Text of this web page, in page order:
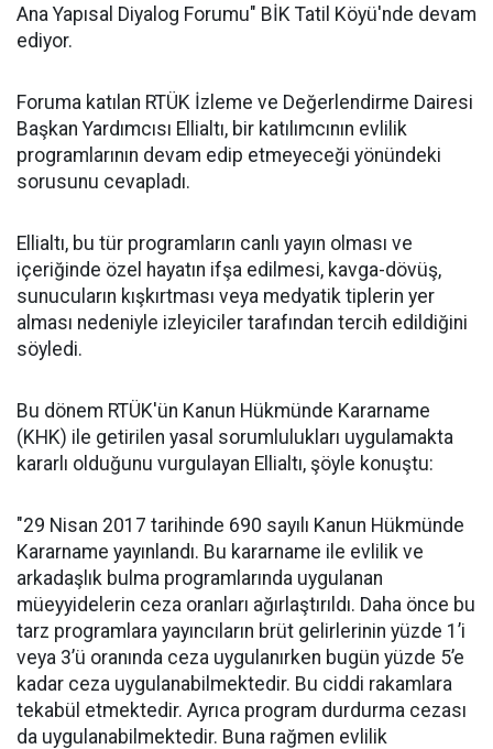
Ana Yapısal Diyalog Forumu" BİK Tatil Köyü'nde devam
ediyor.
Foruma katılan RTÜK İzleme ve Değerlendirme Dairesi
Başkan Yardımcısı Ellialtı, bir katılımcının evlilik
programlarının devam edip etmeyeceği yönündeki
sorusunu cevapladı.
Ellialtı, bu tür programların canlı yayın olması ve
içeriğinde özel hayatın ifşa edilmesi, kavga-dövüş,
sunucuların kışkırtması veya medyatik tiplerin yer
alması nedeniyle izleyiciler tarafından tercih edildiğini
söyledi.
Bu dönem RTÜK'ün Kanun Hükmünde Kararname
(KHK) ile getirilen yasal sorumlulukları uygulamakta
kararlı olduğunu vurgulayan Ellialtı, şöyle konuştu:
"29 Nisan 2017 tarihinde 690 sayılı Kanun Hükmünde
Kararname yayınlandı. Bu kararname ile evlilik ve
arkadaşlık bulma programlarında uygulanan
müeyyidelerin ceza oranları ağırlaştırıldı. Daha önce bu
tarz programlara yayıncıların brüt gelirlerinin yüzde 1’i
veya 3’ü oranında ceza uygulanırken bugün yüzde 5’e
kadar ceza uygulanabilmektedir. Bu ciddi rakamlara
tekabül etmektedir. Ayrıca program durdurma cezası
da uygulanabilmektedir. Buna rağmen evlilik